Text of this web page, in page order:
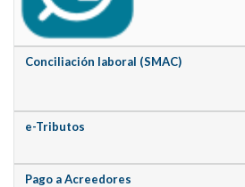
Conciliación laboral (SMAC)
e-Tributos
Pago a Acreedores